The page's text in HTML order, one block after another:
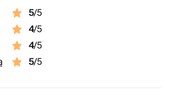
5/5
4/5
4/5
5/5